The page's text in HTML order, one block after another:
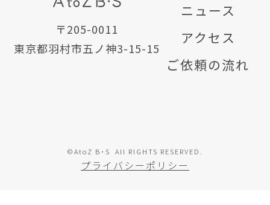
〒205-0011
東京都羽村市五ノ神3-15-15
ニュース
アクセス
ご依頼の流れ
プライバシーポリシー
©AtoZ B･S All RIGHTS RESERVED.